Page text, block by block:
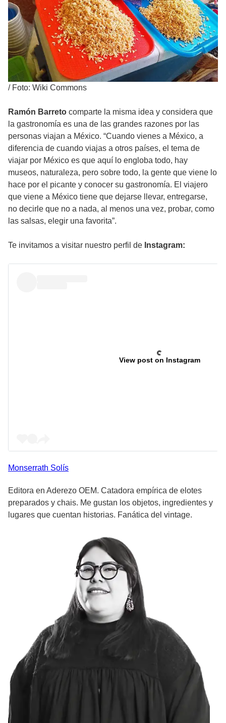
/ Foto: Wiki Commons
Ramón Barreto comparte la misma idea y considera que
la gastronomía es una de las grandes razones por las
personas viajan a México. “Cuando vienes a México, a
diferencia de cuando viajas a otros países, el tema de
viajar por México es que aquí lo engloba todo, hay
museos, naturaleza, pero sobre todo, la gente que viene lo
hace por el picante y conocer su gastronomía. El viajero
que viene a México tiene que dejarse llevar, entregarse,
no decirle que no a nada, al menos una vez, probar, como
las salsas, elegir una favorita”.
Te invitamos a visitar nuestro perfil de Instagram:
View post on Instagram
Monserrath Solís
Editora en Aderezo OEM. Catadora empírica de elotes
preparados y chais. Me gustan los objetos, ingredientes y
lugares que cuentan historias. Fanática del vintage.